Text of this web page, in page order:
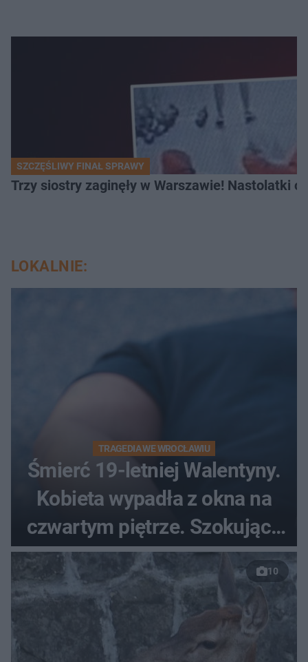
SZCZĘŚLIWY FINAŁ SPRAWY
Trzy siostry zaginęły w Warszawie! Nastolatki
LOKALNIE:
TRAGEDIA WE WROCŁAWIU
Śmierć 19-letniej Walentyny.
Kobieta wypadła z okna na
czwartym piętrze. Szokujące
nagranie trafiło do sieci
10